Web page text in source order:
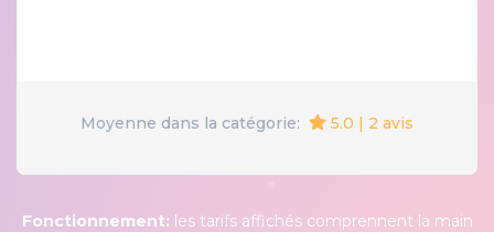
Moyenne dans la catégorie: 5.0 | 2 avis
Fonctionnement: les tarifs affichés comprennent la main